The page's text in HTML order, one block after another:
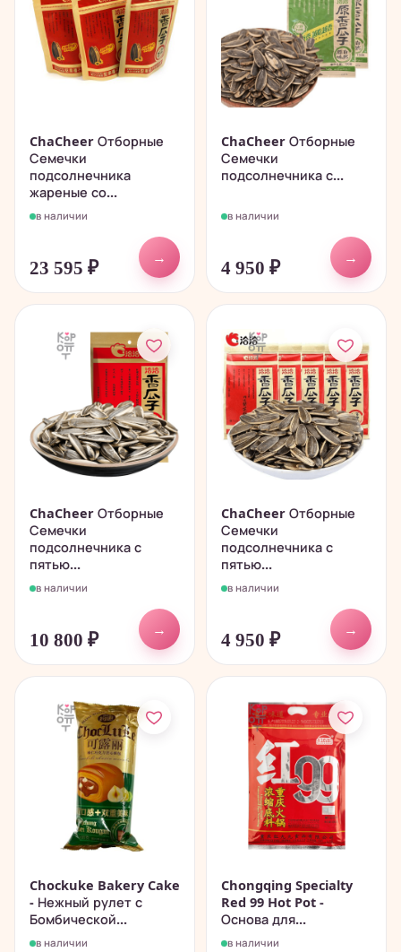
ChaCheer Отборные
Семечки
подсолнечника
жареные со...
в наличии
23 595 ₽
→
ChaCheer Отборные
Семечки
подсолнечника с...
в наличии
4 950 ₽
→
ChaCheer Отборные
Семечки
подсолнечника с
пятью...
в наличии
10 800 ₽
→
ChaCheer Отборные
Семечки
подсолнечника с
пятью...
в наличии
4 950 ₽
→
Chockuke Bakery Cake
- Нежный рулет с
Бомбической...
в наличии
Chongqing Specialty
Red 99 Hot Pot -
Основа для...
в наличии